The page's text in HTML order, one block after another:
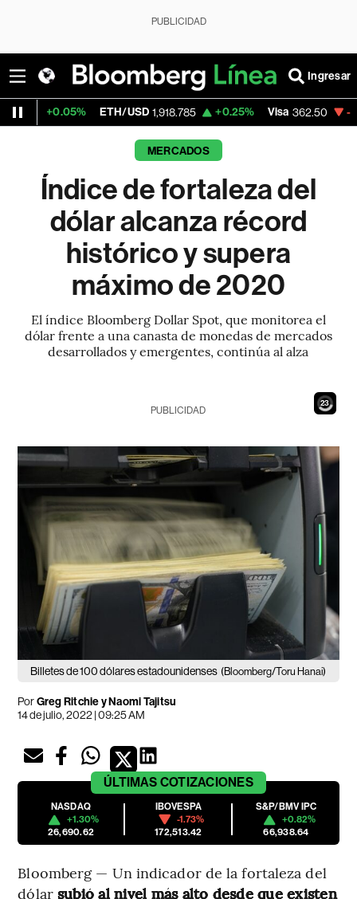
PUBLICIDAD
Ingresar
ETH/USD 1,918.785 +0.25% Visa 362.50 -2.15%
MERCADOS
Índice de fortaleza del
dólar alcanza récord
histórico y supera
máximo de 2020
El índice Bloomberg Dollar Spot, que monitorea el
dólar frente a una canasta de monedas de mercados
desarrollados y emergentes, continúa al alza
21
PUBLICIDAD
Billetes de 100 dólares estadounidenses (Bloomberg/Toru Hanai)
PorGreg Ritchie y Naomi Tajitsu
14 de julio, 2022 | 09:25 AM
ÚLTIMAS COTIZACIONES
NASDAQ
+1.30%
26,690.62
IBOVESPA
-1.73%
172,513.42
S&P/BMV IPC
+0.82%
66,938.64
Bloomberg — Un indicador de la fortaleza del
dólar subió al nivel más alto desde que existen